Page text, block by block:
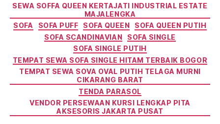
SEWA SOFFA QUEEN KERTAJATI INDUSTRIAL ESTATE
MAJALENGKA
SOFA
SOFA PUFF SOFA QUEEN
SOFA QUEEN PUTIH
SOFA SCANDINAVIAN
SOFA SINGLE
SOFA SINGLE PUTIH
TEMPAT SEWA SOFA SINGLE HITAM TERBAIK BOGOR
TEMPAT SEWA SOVA OVAL PUTIH TELAGA MURNI
CIKARANG BARAT
TENDA PARASOL
VENDOR PERSEWAAN KURSI LENGKAP PITA
AKSESORIS JAKARTA PUSAT